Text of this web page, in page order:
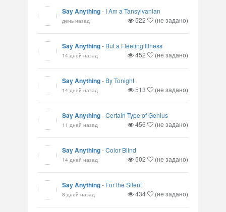
Say Anything- I Am a Tansylvanian
день назад 522 (не задано)
Say Anything- But a Fleeting Illness
14 дней назад 452 (не задано)
Say Anything- By Tonight
14 дней назад 513 (не задано)
Say Anything-Certain Type of Genius
11 дней назад 456 (не задано)
Say Anything-Color Blind
14 дней назад 502 (не задано)
Say Anything- For the Silent
8 дней назад 434 (не задано)